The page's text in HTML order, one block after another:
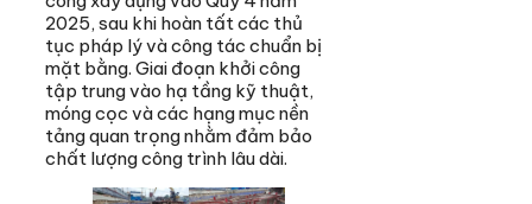
2025, sau khi hoàn tất các thủ
tục pháp lý và công tác chuẩn bị
mặt bằng. Giai đoạn khởi công
tập trung vào hạ tầng kỹ thuật,
móng cọc và các hạng mục nền
tảng quan trọng nhằm đảm bảo
chất lượng công trình lâu dài.